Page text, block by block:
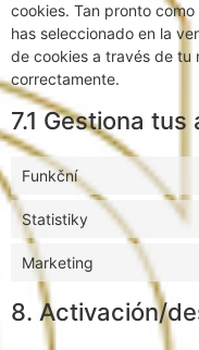
cookies. Tan pronto
has seleccionado en la
de cookies a través de tu
correctamente.
7.1 Gestiona
Funkční
Statistiky
Marketing
8. Activación/